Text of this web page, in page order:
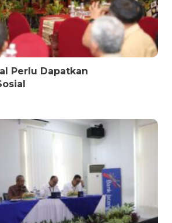
Perlu Dapatkan